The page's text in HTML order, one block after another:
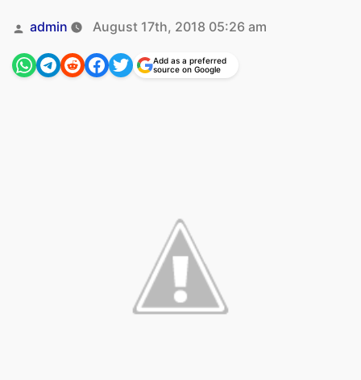
Posted
by
admin August 17th, 2018 05:26 am
Add as a preferred
source on Google